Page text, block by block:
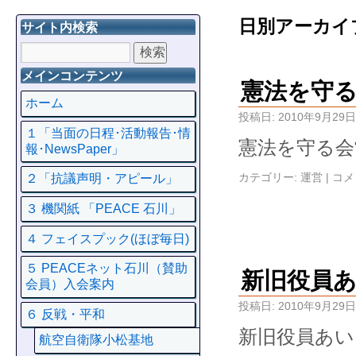
日別アーカ
憲法を守
投稿日: 2010年9月29日
憲法を守る
カテゴリー: 運営 | コ
新旧役員
投稿日: 2010年9月29日
新旧役員あ
サイト内検索
メインコンテンツ
ホーム
１「当面の日程･活動報告･情
報･NewsPaper」
２「抗議声明・アピール」
３ 機関紙 「PEACE 石川」
４ フェイスプック(ほぼ毎日)
５ PEACEネット石川（賛助
会員）入会案内
６ 反戦・平和
航空自衛隊小松基地